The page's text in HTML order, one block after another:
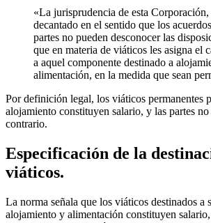
«La jurisprudencia de esta Corporación,
decantado en el sentido que los
partes no pueden desconocer las
que en materia de viáticos les asigna el
a aquel componente destinado a
alimentación, en la medida que sean
Por definición legal, los viáticos permanentes
alojamiento constituyen salario, y las partes
contrario.
Especificación de la
viáticos.
La norma señala que los viáticos destinados a
alojamiento y alimentación constituyen